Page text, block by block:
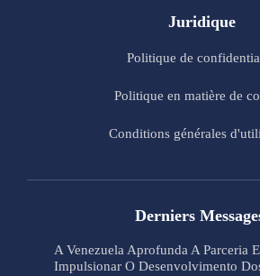
Juridique
Politique de
Politique en matière de
Conditions générales
Derniers
A Venezuela Aprofunda A Parceria
Impulsionar O Desenvolvimento